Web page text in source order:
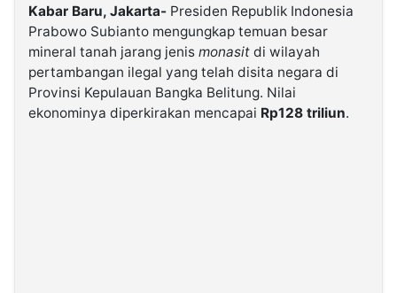
Kabarbaru.co
2026
Kabar Baru, Jakarta- Presiden Republik Indonesia
Prabowo Subianto mengungkap temuan besar
mineral tanah jarang jenis monasit di wilayah
pertambangan ilegal yang telah disita negara di
Provinsi Kepulauan Bangka Belitung. Nilai
ekonominya diperkirakan mencapai Rp128 triliun.